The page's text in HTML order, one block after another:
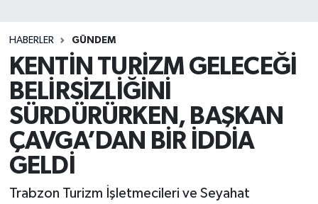
HABERLER GÜNDEM
KENTİN TURİZM GELECEĞİ
BELİRSİZLİĞİNİ
SÜRDÜRÜRKEN, BAŞKAN
ÇAVGA’DAN BİR İDDİA
GELDİ
Trabzon Turizm İşletmecileri ve Seyahat
Teknoloji
TRABZON
TRABZONSPOR
Yaşam